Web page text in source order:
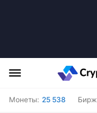
Монеты: 25 538